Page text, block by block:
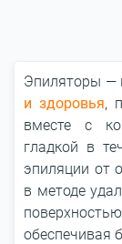
Эпиляторы ―
и здоровья,
вместе с
гладкой в
эпиляции от
в методе
обеспечивая